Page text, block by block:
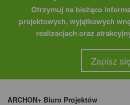
Otrzymuj na bieżąco
projektowych, wyjątkowych
realizacjach oraz
Zapisz
ARCHON+ Biuro Projektów